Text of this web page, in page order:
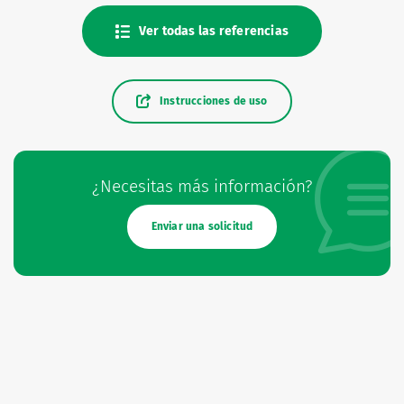
Ver todas las referencias
¿Necesitas más información?
Enviar una solicitud
Instrucciones de uso